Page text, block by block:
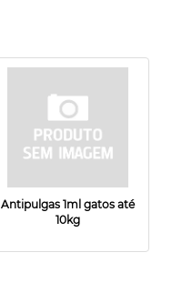
Antipulgas 1ml gatos até
10kg